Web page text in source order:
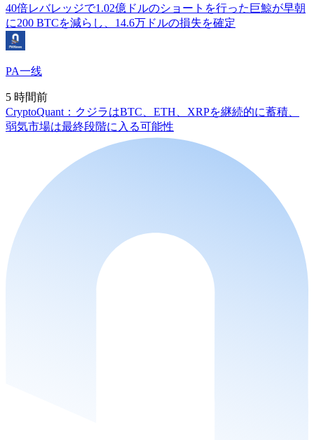
40倍レバレッジで1.02億ドルのショートを行った巨鯨が早朝
に200 BTCを減らし、14.6万ドルの損失を確定
PA一线
5 時間前
CryptoQuant：クジラはBTC、ETH、XRPを継続的に蓄積、
弱気市場は最終段階に入る可能性